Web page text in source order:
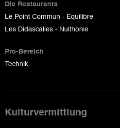
Die Restaurants
Le Point Commun - Equilibre
Les Didascalies - Nuithonie
Pro-Bereich
Technik
Kulturvermittlung